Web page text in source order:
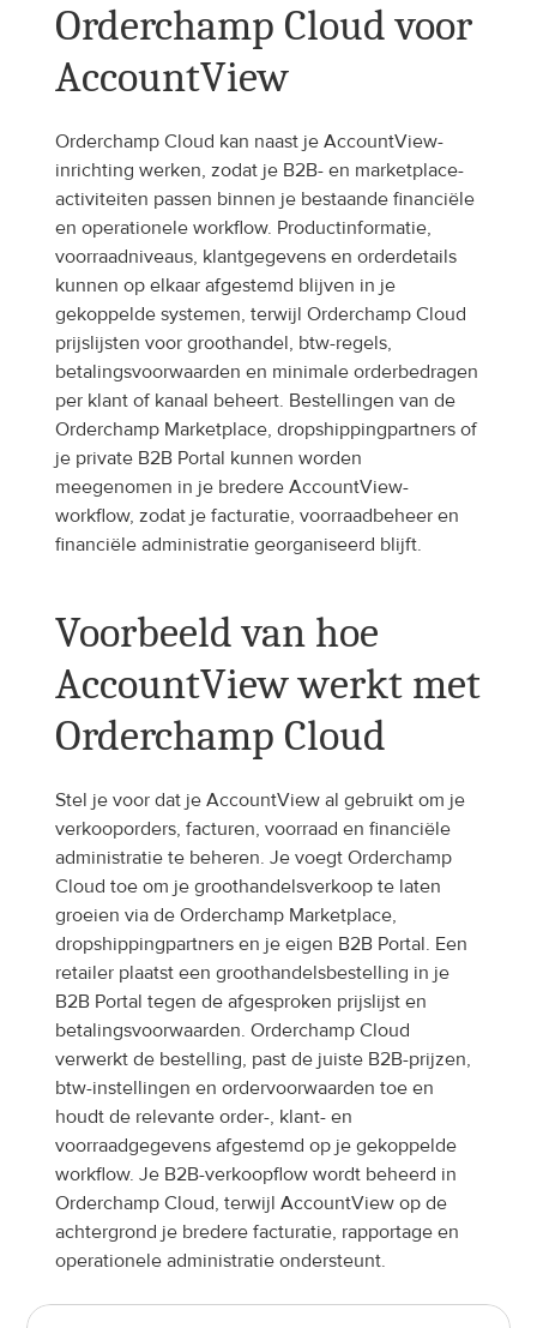
Orderchamp Cloud voor
AccountView
Orderchamp Cloud kan naast je AccountView-
inrichting werken, zodat je B2B- en marketplace-
activiteiten passen binnen je bestaande financiële
en operationele workflow. Productinformatie,
voorraadniveaus, klantgegevens en orderdetails
kunnen op elkaar afgestemd blijven in je
gekoppelde systemen, terwijl Orderchamp Cloud
prijslijsten voor groothandel, btw-regels,
betalingsvoorwaarden en minimale orderbedragen
per klant of kanaal beheert. Bestellingen van de
Orderchamp Marketplace, dropshippingpartners of
je private B2B Portal kunnen worden
meegenomen in je bredere AccountView-
workflow, zodat je facturatie, voorraadbeheer en
financiële administratie georganiseerd blijft.
Voorbeeld van hoe
AccountView werkt met
Orderchamp Cloud
Stel je voor dat je AccountView al gebruikt om je
verkooporders, facturen, voorraad en financiële
administratie te beheren. Je voegt Orderchamp
Cloud toe om je groothandelsverkoop te laten
groeien via de Orderchamp Marketplace,
dropshippingpartners en je eigen B2B Portal. Een
retailer plaatst een groothandelsbestelling in je
B2B Portal tegen de afgesproken prijslijst en
betalingsvoorwaarden. Orderchamp Cloud
verwerkt de bestelling, past de juiste B2B-prijzen,
btw-instellingen en ordervoorwaarden toe en
houdt de relevante order-, klant- en
voorraadgegevens afgestemd op je gekoppelde
workflow. Je B2B-verkoopflow wordt beheerd in
Orderchamp Cloud, terwijl AccountView op de
achtergrond je bredere facturatie, rapportage en
operationele administratie ondersteunt.